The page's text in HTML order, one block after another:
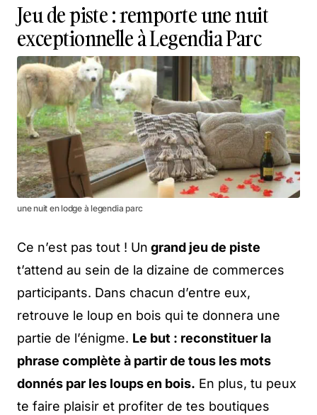
Jeu de piste : remporte une nuit
exceptionnelle à Legendia Parc
une nuit en lodge à legendia parc
Ce n’est pas tout ! Un grand jeu de piste
t’attend au sein de la dizaine de commerces
participants. Dans chacun d’entre eux,
retrouve le loup en bois qui te donnera une
partie de l’énigme. Le but : reconstituer la
phrase complète à partir de tous les mots
donnés par les loups en bois. En plus, tu peux
te faire plaisir et profiter de tes boutiques